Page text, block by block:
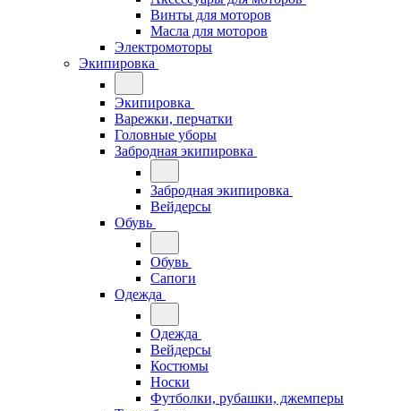
Винты для моторов
Масла для моторов
Электромоторы
Экипировка
Экипировка
Варежки, перчатки
Головные уборы
Забродная экипировка
Забродная экипировка
Вейдерсы
Обувь
Обувь
Сапоги
Одежда
Одежда
Вейдерсы
Костюмы
Носки
Футболки, рубашки, джемперы